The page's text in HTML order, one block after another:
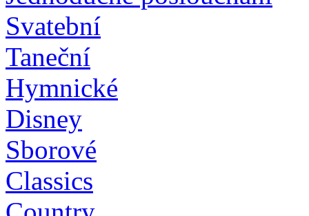
Svatební
Taneční
Hymnické
Disney
Sborové
Classics